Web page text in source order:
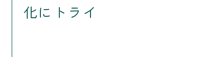
化にトライ